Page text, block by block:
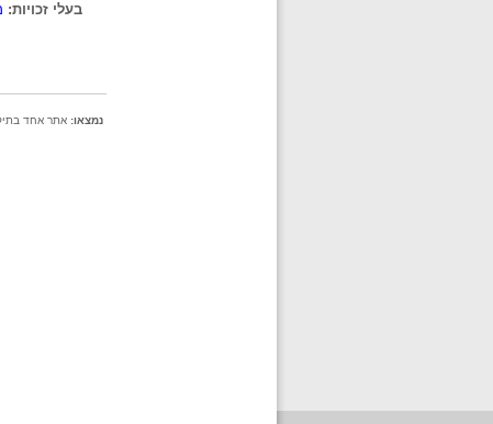
בעלי זכויות:
נמצאו: אתר אחד